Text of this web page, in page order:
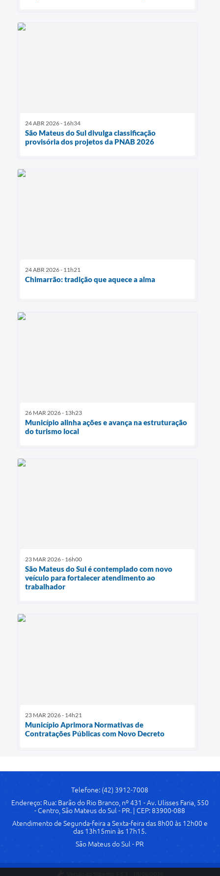
24 ABR 2026 - 16h34
São Mateus do Sul divulga classificação
provisória dos projetos da PNAB 2026
24 ABR 2026 - 11h21
Chimarrão: tradição que aquece a alma
26 MAR 2026 - 13h23
Município alinha ações e avança na estruturação
do turismo local
23 MAR 2026 - 16h00
São Mateus do Sul é contemplado com novo
veículo para fortalecer atendimento ao
trabalhador
23 MAR 2026 - 14h21
Município Aprimora Normativas de
Contratações Públicas com Novo Decreto
Telefone: (42) 3912-7008
Endereço: Rua: Barão do Rio Branco, nº 431 - Av. Ulisses Faria, 550
- Centro, São Mateus do Sul - PR. | CEP: 83900-088
Atendimento de Segunda-feira a Sexta-feira das 8h00 às 12h00 e
das 13h15min às 17h15.
São Mateus do Sul - PR